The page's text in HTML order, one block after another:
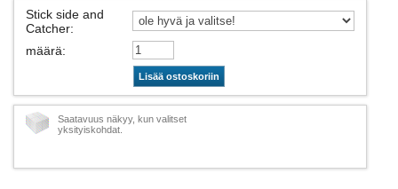
Stick side and
Catcher:
määrä:
Lisää ostoskoriin
Saatavuus näkyy, kun valitset
yksityiskohdat.